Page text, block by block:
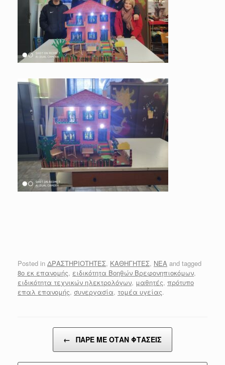
Posted in ΔΡΑΣΤΗΡΙΟΤΗΤΕΣ, ΚΑΘΗΓΗΤΕΣ, ΝΕΑ and tagged
8ο εκ επανομής, ειδικότητα Βοηθών Βρεφονηπιοκόμων,
ειδικότητα τεχνικών ηλεκτρολόγων, μαθητές, πρότυπο
επαλ επανομής, συνεργασία, τομέα υγείας.
← ΠΑΡΕ ΜΕ ΟΤΑΝ ΦΤΑΣΕΙΣ